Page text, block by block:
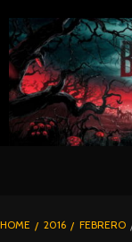
TO
CONTENT
HOME 2016 FEBRERO